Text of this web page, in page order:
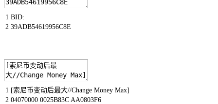
1
2
BID:
39ADB54619956C8E
1
2
[索尼币变动后最大//Change Money Max]
04070000 0025B83C AA0803F6